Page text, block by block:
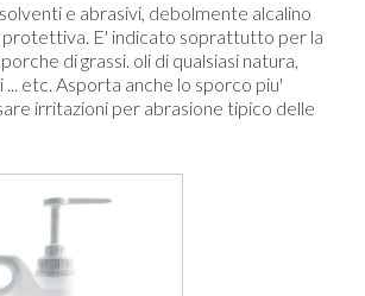
e abrasivi, debolmente alcalino
protettiva. E' indicato soprattutto per la
di grassi. oli di qualsiasi natura,
... etc. Asporta anche lo sporco piu'
irritazioni per abrasione tipico delle